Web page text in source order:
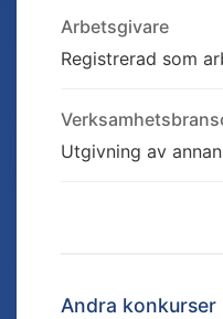
Arbetsgivare
Registrerad som
Utgivning av
Andra konkurser